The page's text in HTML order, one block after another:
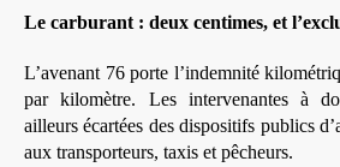
Le carburant : deux centimes, et
L’avenant 76 porte l’indemnité
par kilomètre. Les intervenantes à
ailleurs écartées des dispositifs publics
aux transporteurs, taxis et pêcheurs.